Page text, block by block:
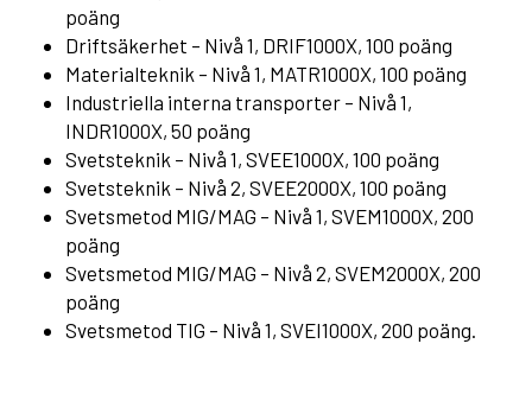
poäng
Driftsäkerhet – Nivå 1, DRIF1000X, 100 poäng
Materialteknik – Nivå 1, MATR1000X, 100 poäng
Industriella interna transporter – Nivå 1,
INDR1000X, 50 poäng
Svetsteknik – Nivå 1, SVEE1000X, 100 poäng
Svetsteknik – Nivå 2, SVEE2000X, 100 poäng
Svetsmetod MIG/MAG – Nivå 1, SVEM1000X, 200
poäng
Svetsmetod MIG/MAG – Nivå 2, SVEM2000X, 200
poäng
Svetsmetod TIG – Nivå 1, SVEI1000X, 200 poäng.